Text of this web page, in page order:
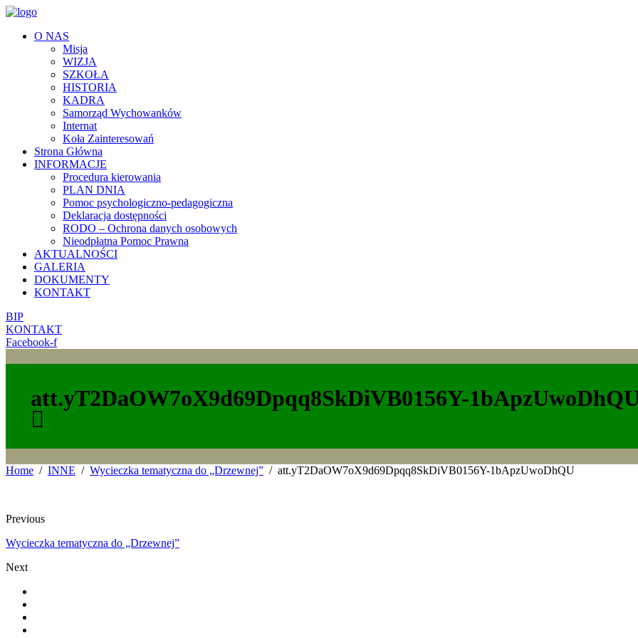
O NAS
Misja
WIZJA
SZKOŁA
HISTORIA
KADRA
Samorząd Wychowanków
Internat
Koła Zainteresowań
Strona Główna
INFORMACJE
Procedura kierowania
PLAN DNIA
Pomoc psychologiczno-pedagogiczna
Deklaracja dostępności
RODO – Ochrona danych osobowych
Nieodpłatna Pomoc Prawna
AKTUALNOŚCI
GALERIA
DOKUMENTY
KONTAKT
BIP
KONTAKT
Facebook-f
att.yT2DaOW7oX9d69Dpqq8SkDiVB0156Y-
Home INNE Wycieczka tematyczna do „Drzewnej” att.yT2DaOW7oX9d69Dpqq8SkDiVB0156Y-1bApzUwoDhQU
Previous
Wycieczka tematyczna do „Drzewnej”
Next